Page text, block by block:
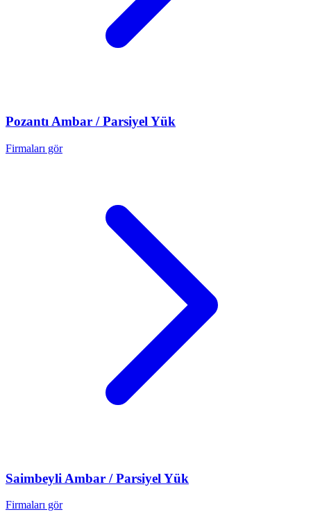
Pozantı Ambar / Parsiyel Yük
Firmaları gör
Saimbeyli Ambar / Parsiyel Yük
Firmaları gör